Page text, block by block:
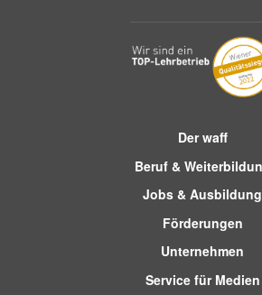
Der waff
Beruf &
Jobs & Ausbildung
Förderungen
Unternehmen
Service für Medien